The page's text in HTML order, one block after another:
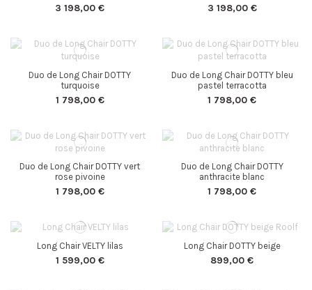
3 198,00 € 3 198,00 €
Duo de Long Chair DOTTY
turquoise
1 798,00 €
Duo de Long Chair DOTTY bleu
pastel terracotta
1 798,00 €
Duo de Long Chair DOTTY vert
rose pivoine
1 798,00 €
Duo de Long Chair DOTTY
anthracite blanc
1 798,00 €
Long Chair VELTY lilas
1 599,00 €
Long Chair DOTTY beige
899,00 €